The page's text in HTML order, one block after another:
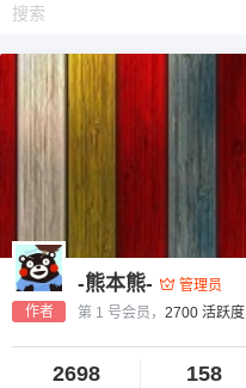
作者
-熊本熊-
管理员
第 1 号会员， 2700 活跃度
2698 158